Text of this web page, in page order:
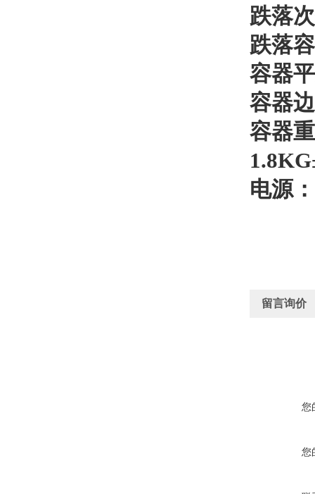
跌落
跌落
容器
容器
容器
电源
留言询价
您
您